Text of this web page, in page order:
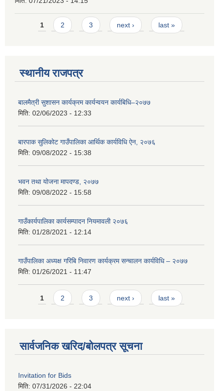
Pages
1 2 3 next › last »
स्थानीय राजपत्र
बालमैत्री सुशासन कार्यक्रम कार्यन्वयन कार्यबिधि–२०७७
मिति: 02/06/2023 - 12:33
बारपाक सुलिकोट गाउँपालिका आर्थिक कार्यविधि ऐन, २०७६
मिति: 09/08/2022 - 15:38
भवन तथा योजना मापदण्ड, २०७७
मिति: 09/08/2022 - 15:58
गाउँकार्यपालिका कार्यसम्पादन नियमावली २०७६
मिति: 01/28/2021 - 12:14
गाउँपालिका अध्यक्ष गरिबि निवारण कार्यक्रम सन्चालन कार्यविधि – २०७७
मिति: 01/26/2021 - 11:47
Pages
1 2 3 next › last »
सार्वजनिक खरिद/बोलपत्र सूचना
Invitation for Bids
मिति: 07/31/2026 - 22:04